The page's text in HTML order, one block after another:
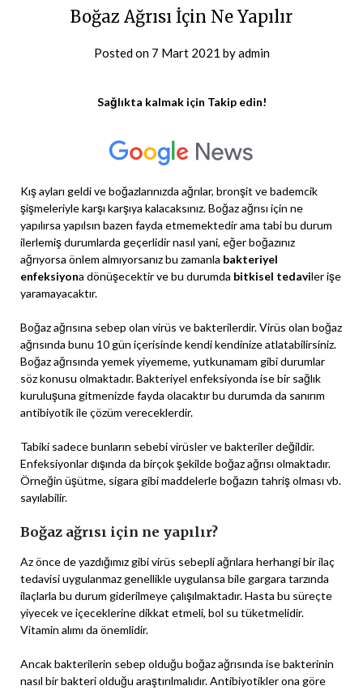
Boğaz Ağrısı İçin Ne Yapılır
Posted on 7 Mart 2021 byadmin
Sağlıkta kalmak için Takip edin!
Kış ayları geldi ve boğazlarınızda ağrılar, bronşit ve bademcik
şişmeleriyle karşı karşıya kalacaksınız. Boğaz ağrısı için ne
yapılırsa yapılsın bazen fayda etmemektedir ama tabi bu durum
ilerlemiş durumlarda geçerlidir nasıl yani, eğer boğazınız
ağrıyorsa önlem almıyorsanız bu zamanla bakteriyel
enfeksiyona dönüşecektir ve bu durumda bitkisel tedaviler işe
yaramayacaktır.
Boğaz ağrısına sebep olan virüs ve bakterilerdir. Virüs olan boğaz
ağrısında bunu 10 gün içerisinde kendi kendinize atlatabilirsiniz.
Boğaz ağrısında yemek yiyememe, yutkunamam gibi durumlar
söz konusu olmaktadır. Bakteriyel enfeksiyonda ise bir sağlık
kuruluşuna gitmenizde fayda olacaktır bu durumda da sanırım
antibiyotik ile çözüm vereceklerdir.
Tabiki sadece bunların sebebi virüsler ve bakteriler değildir.
Enfeksiyonlar dışında da birçok şekilde boğaz ağrısı olmaktadır.
Örneğin üşütme, sigara gibi maddelerle boğazın tahriş olması vb.
sayılabilir.
Boğaz ağrısı için ne yapılır?
Az önce de yazdığımız gibi virüs sebepli ağrılara herhangi bir ilaç
tedavisi uygulanmaz genellikle uygulansa bile gargara tarzında
ilaçlarla bu durum giderilmeye çalışılmaktadır. Hasta bu süreçte
yiyecek ve içeceklerine dikkat etmeli, bol su tüketmelidir.
Vitamin alımı da önemlidir.
Ancak bakterilerin sebep olduğu boğaz ağrısında ise bakterinin
nasıl bir bakteri olduğu araştırılmalıdır. Antibiyotikler ona göre